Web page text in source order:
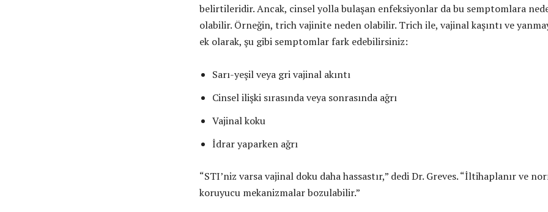
belirtileridir. Ancak, cinsel yolla bulaşan enfeksiyonlar da bu semptomlara
olabilir. Örneğin, trich vajinite neden olabilir. Trich ile, vajinal kaşıntı ve
ek olarak, şu gibi semptomlar fark edebilirsiniz:
Sarı-yeşil veya gri vajinal akıntı
Cinsel ilişki sırasında veya sonrasında ağrı
Vajinal koku
İdrar yaparken ağrı
“STI’niz varsa vajinal doku daha hassastır,” dedi Dr. Greves. “İltihaplanır ve
koruyucu mekanizmalar bozulabilir.”